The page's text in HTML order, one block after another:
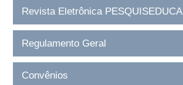
Revista Eletrônica PESQUISEDUCA
Regulamento Geral
Convênios